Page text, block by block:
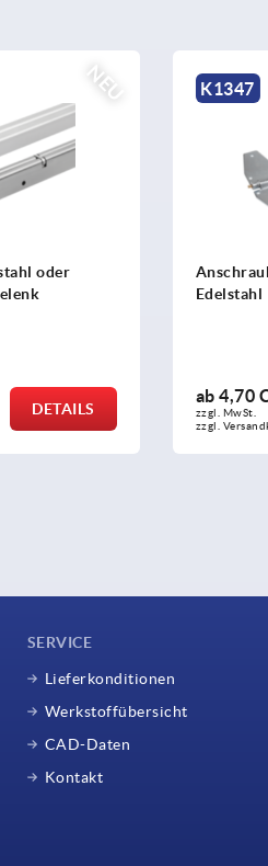
Stahl oder
DETAILS
K0580
ab
zzgl. MwSt.
zzgl.
SERVICE
Lieferkonditionen
Werkstoffübersicht
CAD-Daten
Kontakt